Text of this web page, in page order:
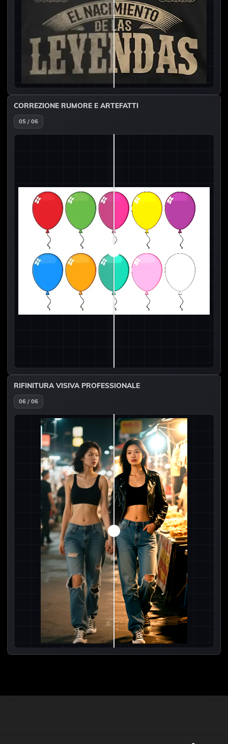
CORREZIONE RUMORE E ARTEFATTI
05 / 06
RIFINITURA VISIVA PROFESSIONALE
06 / 06